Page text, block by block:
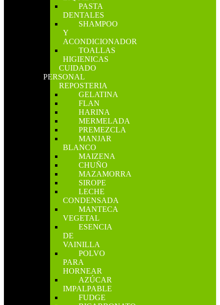
PASTA
DENTALES
SHAMPOO
Y
ACONDICIONADOR
TOALLAS
HIGIENICAS
CUIDADO
PERSONAL
REPOSTERIA
GELATINA
FLAN
HARINA
MERMELADA
PREMEZCLA
MANJAR
BLANCO
MAIZENA
CHUÑO
MAZAMORRA
SIROPE
LECHE
CONDENSADA
MANTECA
VEGETAL
ESENCIA
DE
VAINILLA
POLVO
PARA
HORNEAR
AZÚCAR
IMPALPABLE
FUDGE